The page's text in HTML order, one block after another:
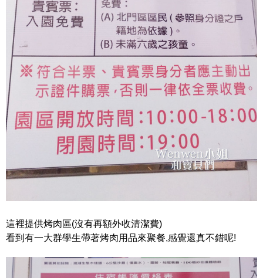
這裡提供烤肉區(沒有再額外收清潔費)
看到有一大群學生帶著烤肉用品來聚餐,感覺還真不錯呢!